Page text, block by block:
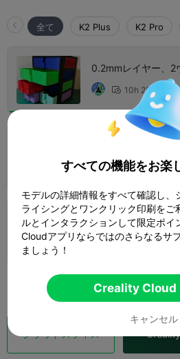
全て K2 Plus K2 Pro
0.2mmレイヤー、2
ル
 10h 25m
0.2mmレイヤー、3
 6 プレート
0.2mmレイヤー、4
ル
 13h 07m 
もっと見る
クラウドスライス
すべての機能をお楽
モデルの詳細情報をすべて確認し、
ライシングとワンクリック印刷をご
ルとインタラクションして限定ポ
Cloudアプリならではのさらなるサ
ましょう！
Creality Cloud
キャンセル